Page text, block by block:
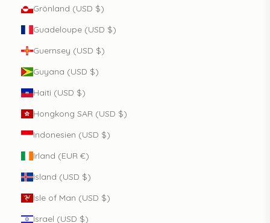
Grönland (USD $)
Guadeloupe (USD $)
Guernsey (USD $)
Guyana (USD $)
Haiti (USD $)
Hongkong SAR (USD $)
Indonesien (USD $)
Irland (EUR €)
Island (USD $)
Isle of Man (USD $)
Israel (USD $)